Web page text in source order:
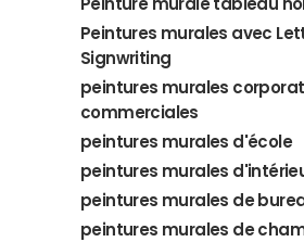
Peintures murales avec
Signwriting
peintures murales
commerciales
peintures murales d'école
peintures murales
peintures murales de
peintures murales de